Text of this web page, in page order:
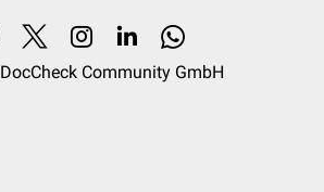
DocCheck Community GmbH